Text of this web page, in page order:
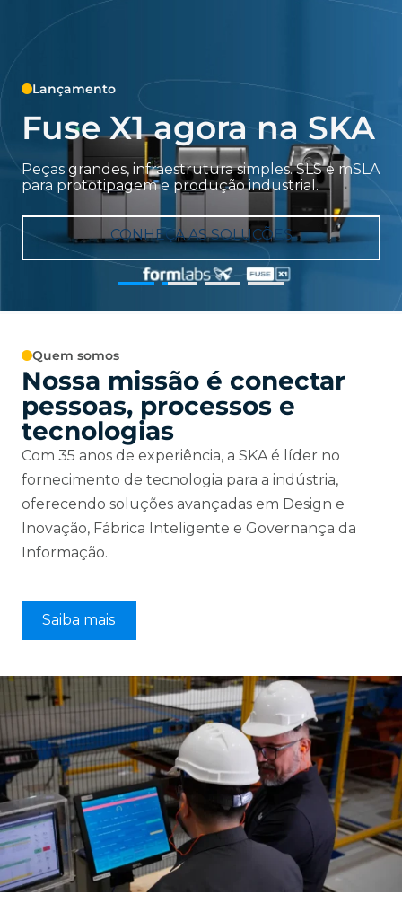
Lançamento
Fuse X1 agora na SKA
Peças grandes, infraestrutura simples. SLS e mSLA
para prototipagem e produção industrial.
CONHEÇA AS SOLUÇÕES
Quem somos
Nossa missão é conectar
pessoas, processos e
tecnologias
Com 35 anos de experiência, a SKA é líder no
fornecimento de tecnologia para a indústria,
oferecendo soluções avançadas em Design e
Inovação, Fábrica Inteligente e Governança da
Informação.
Saiba mais